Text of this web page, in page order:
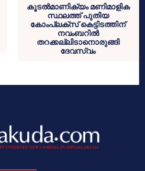
കൂടല്‍മാണിക്യം മണിമാളിക
സ്ഥലത്ത് പുതിയ
കോംപ്ലക്‌സ് കെട്ടിടത്തിന്
നവംബറില്‍
തറക്കല്ലിടാനൊരുങ്ങി
ദേവസ്വം